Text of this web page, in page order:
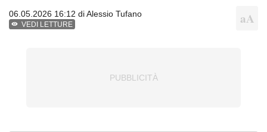
06.05.2026 16:12 diAlessio Tufano
VEDI LETTURE